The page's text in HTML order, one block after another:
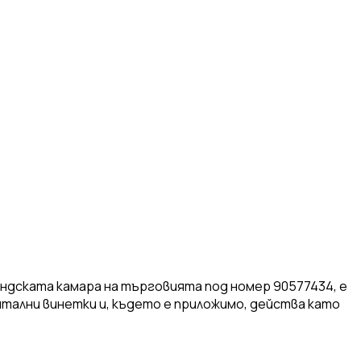
камара на търговията под номер 90577434, е
винетки и, където е приложимо, действа като